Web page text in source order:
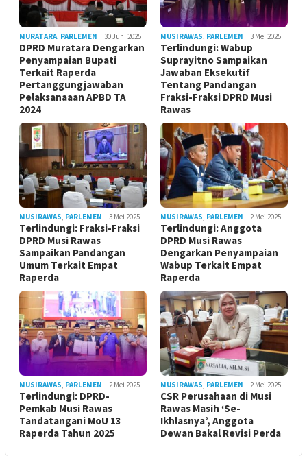
MURATARA, PARLEMEN 30 Juni 2025
DPRD Muratara Dengarkan
Penyampaian Bupati
Terkait Raperda
Pertanggungjawaban
Pelaksanaaan APBD TA
2024
MUSIRAWAS, PARLEMEN 3 Mei 2025
Terlindungi: Wabup
Suprayitno Sampaikan
Jawaban Eksekutif
Tentang Pandangan
Fraksi-Fraksi DPRD Musi
Rawas
MUSIRAWAS, PARLEMEN 3 Mei 2025
Terlindungi: Fraksi-Fraksi
DPRD Musi Rawas
Sampaikan Pandangan
Umum Terkait Empat
Raperda
MUSIRAWAS, PARLEMEN 2 Mei 2025
Terlindungi: Anggota
DPRD Musi Rawas
Dengarkan Penyampaian
Wabup Terkait Empat
Raperda
MUSIRAWAS, PARLEMEN 2 Mei 2025
Terlindungi: DPRD-
Pemkab Musi Rawas
Tandatangani MoU 13
Raperda Tahun 2025
MUSIRAWAS, PARLEMEN 2 Mei 2025
CSR Perusahaan di Musi
Rawas Masih ‘Se-
Ikhlasnya’, Anggota
Dewan Bakal Revisi Perda ‎